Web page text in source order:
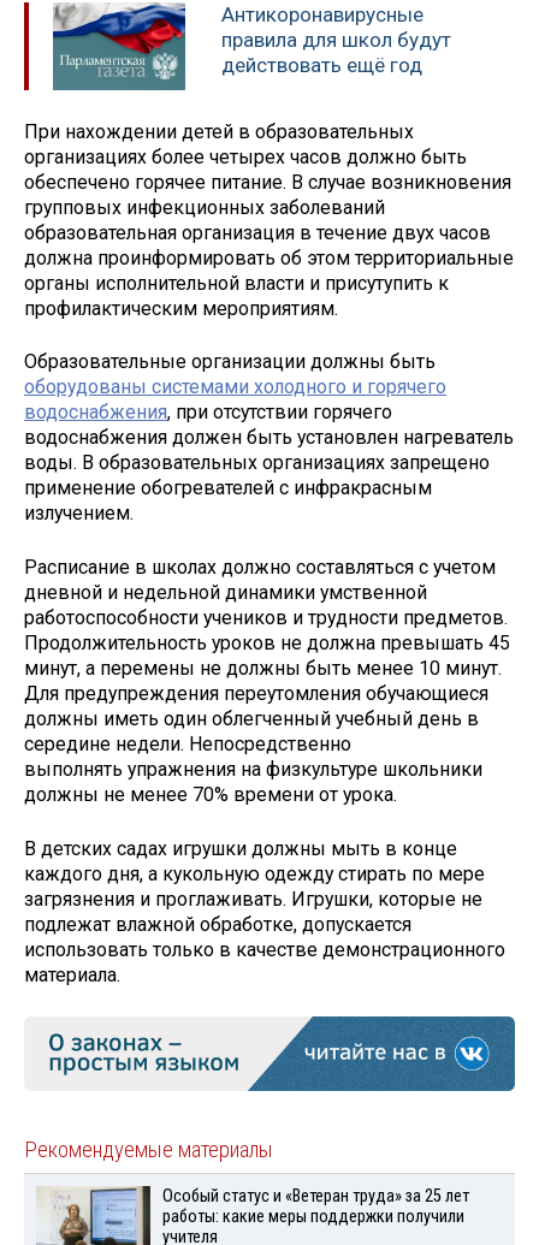
Антикоронавирусные
правила для школ будут
действовать ещё год
При нахождении детей в образовательных
организациях более четырех часов должно быть
обеспечено горячее питание. В случае возникновения
групповых инфекционных заболеваний
образовательная организация в течение двух часов
должна проинформировать об этом территориальные
органы исполнительной власти и присутупить к
профилактическим мероприятиям.
Образовательные организации должны быть
оборудованы системами холодного и горячего
водоснабжения, при отсутствии горячего
водоснабжения должен быть установлен нагреватель
воды. В образовательных организациях запрещено
применение обогревателей с инфракрасным
излучением.
Расписание в школах должно составляться с учетом
дневной и недельной динамики умственной
работоспособности учеников и трудности предметов.
Продолжительность уроков не должна превышать 45
минут, а перемены не должны быть менее 10 минут.
Для предупреждения переутомления обучающиеся
должны иметь один облегченный учебный день в
середине недели. Непосредственно
выполнять упражнения на физкультуре школьники
должны не менее 70% времени от урока.
В детских садах игрушки должны мыть в конце
каждого дня, а кукольную одежду стирать по мере
загрязнения и проглаживать. Игрушки, которые не
подлежат влажной обработке, допускается
использовать только в качестве демонстрационного
материала.
Рекомендуемые материалы
Особый статус и «Ветеран труда» за 25 лет
работы: какие меры поддержки получили
учителя